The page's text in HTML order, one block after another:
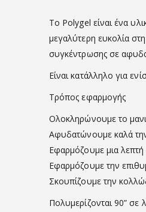
Το Polygel είναι ένα
μεγαλύτερη ευκολία
συγκέντρωσης σε
Είναι κατάλληλο για
Τρόπος εφαρμογής
Ολοκληρώνουμε το
Αφυδατώνουμε καλά
Εφαρμόζουμε μια
Εφαρμόζουμε την
Σκουπίζουμε την
Πολυμερίζονται 90” σε